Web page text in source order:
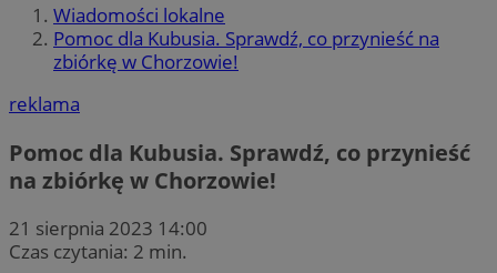
Wiadomości lokalne
Pomoc dla Kubusia. Sprawdź, co przynieść na
zbiórkę w Chorzowie!
reklama
Pomoc dla Kubusia. Sprawdź, co przynieść
na zbiórkę w Chorzowie!
21 sierpnia 2023 14:00
Czas czytania: 2 min.